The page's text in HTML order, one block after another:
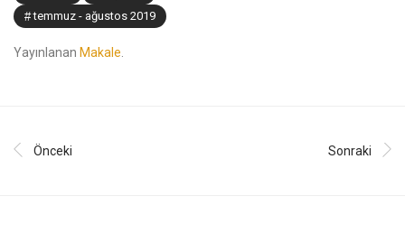
temmuz - ağustos 2019
Yayınlanan Makale
Önceki Sonraki